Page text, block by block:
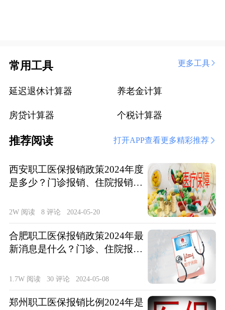
常用工具 更多工具
延迟退休计算器 养老金计算
房贷计算器 个税计算器
推荐阅读 打开APP查看更多精彩推荐
西安职工医保报销政策2024年度
是多少？门诊报销、住院报销政
2W 阅读 8 评论 2024-05-20
合肥职工医保报销政策2024年最
新消息是什么？门诊、住院报销
1.7W 阅读 30 评论 2024-05-08
郑州职工医保报销比例2024年是